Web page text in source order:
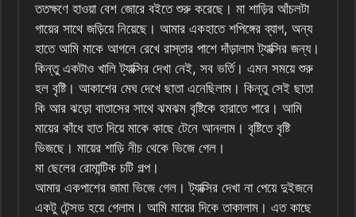
ততক্ষণে হাওয়া বেশ জোরে বইতে শুরু করেছে। মা শাড়ির আঁচলটা
গায়ের সাথে জড়িয়ে নিয়েছে। আমার একহাতে শপিঙ্গের ব্যাগ, অন্য
হাতে আমি মাকে আগলে রেখে রাস্তার পাশে দাঁড়ালাম ট্যাক্সির জন্য।
কিন্তু একটাও খালি ট্যাক্সির দেখা নেই, সব ভর্তি। এমন সময়ে শুরু
হল বৃষ্টি। আকাশের মেঘ দেখে ছাতা এনেছিলাম। কিন্তু সেই ছাতা
কি আর ঝড়ো বাতাসের সাথে ঝমঝম বৃষ্টিকে হারাতে পারে। আমি
মায়ের কাঁধে হাত দিয়ে মাকে কাছে টেনে আনলাম। বৃষ্টিতে বৃষ্টি
ভিজছে। মায়ের শাড়ি নীচ থেকে ভিজে গেল।
মা ছেলের রোমান্টিক চটি গল্প।
আমার একপাশের জামা ভিজে গেল। ট্যাক্সির দেখা না পেয়ে দুইজনে
একটু টেন্সড হয়ে গেলাম। আমি মায়ের দিকে তাকালাম। এত কাছে